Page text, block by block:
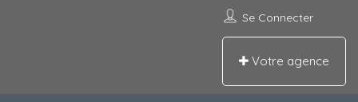
Se Connecter
Votre agence